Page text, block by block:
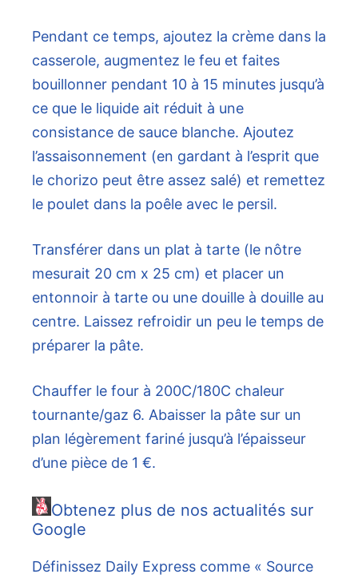
Pendant ce temps, ajoutez la crème dans la
casserole, augmentez le feu et faites
bouillonner pendant 10 à 15 minutes jusqu’à
ce que le liquide ait réduit à une
consistance de sauce blanche. Ajoutez
l’assaisonnement (en gardant à l’esprit que
le chorizo ​​peut être assez salé) et remettez
le poulet dans la poêle avec le persil.
Transférer dans un plat à tarte (le nôtre
mesurait 20 cm x 25 cm) et placer un
entonnoir à tarte ou une douille à douille au
centre. Laissez refroidir un peu le temps de
préparer la pâte.
Chauffer le four à 200C/180C chaleur
tournante/gaz 6. Abaisser la pâte sur un
plan légèrement fariné jusqu’à l’épaisseur
d’une pièce de 1 €.
Obtenez plus de nos actualités sur
Google
Définissez Daily Express comme « Source